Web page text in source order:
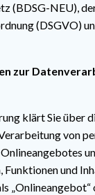
(BDSG-NEU),
(DSGVO)
zur
klärt Sie über
von
Funktionen und
„Onlineangebot“